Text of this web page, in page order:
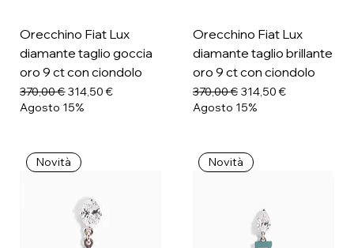
Orecchino Fiat Lux
diamante taglio goccia
oro 9 ct con ciondolo
Prezzo regolare
370,00 €Prezzo scontato
314,50 €
Agosto 15%
Orecchino Fiat Lux
diamante taglio brillante
oro 9 ct con ciondolo
Prezzo regolare
370,00 € Prezzo scontato
314,50 €
Agosto 15%
Novità Novità